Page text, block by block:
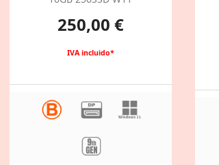
Preço
250,00 €
IVA incluido*